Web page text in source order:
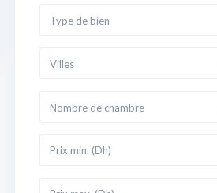
Type de bien
Villes
Nombre de chambre